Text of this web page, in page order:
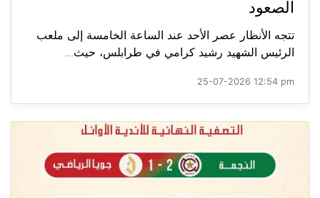
الصعود
تتجه الأنظار عصر الأحد عند الساعة الخامسة إلى ملعب
الرئيس الشهيد رشيد كرامي في طرابلس، حيث...
25-07-2026 12:54 pm